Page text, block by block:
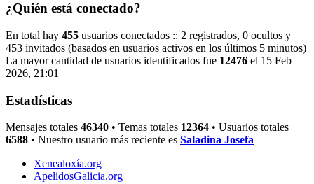
¿Quién está conectado?
En total hay 455 usuarios conectados :: 2 registrados, 0 ocultos y
453 invitados (basados en usuarios activos en los últimos 5 minutos)
La mayor cantidad de usuarios identificados fue 12476 el 15 Feb
2026, 21:01
Estadísticas
Mensajes totales 46340 • Temas totales 12364 • Usuarios totales
6588 • Nuestro usuario más reciente es Saladina Josefa
Xenealoxía.org
ApelidosGalicia.org